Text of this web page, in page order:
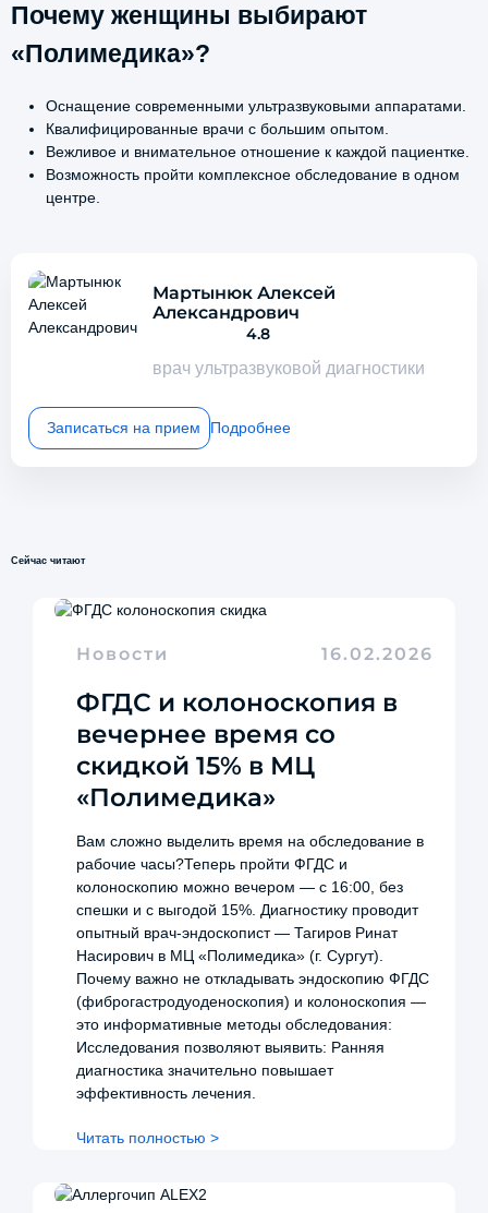
Почему женщины выбирают
«Полимедика»?
Оснащение современными ультразвуковыми аппаратами.
Квалифицированные врачи с большим опытом.
Вежливое и внимательное отношение к каждой пациентке.
Возможность пройти комплексное обследование в одном
центре.
Мартынюк Алексей
Александрович
4.8
врач ультразвуковой диагностики
Записаться на прием Подробнее
Сейчас читают
Новости 16.02.2026
ФГДС и колоноскопия в
вечернее время со
скидкой 15% в МЦ
«Полимедика»
Вам сложно выделить время на обследование в
рабочие часы?Теперь пройти ФГДС и
колоноскопию можно вечером — с 16:00, без
спешки и с выгодой 15%. Диагностику проводит
опытный врач-эндоскопист — Тагиров Ринат
Насирович в МЦ «Полимедика» (г. Сургут).
Почему важно не откладывать эндоскопию ФГДС
(фиброгастродуоденоскопия) и колоноскопия —
это информативные методы обследования:
Исследования позволяют выявить: Ранняя
диагностика значительно повышает
эффективность лечения.
Читать полностью >